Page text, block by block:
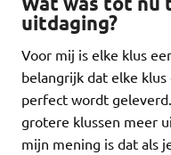
uitdaging?
Voor mij is elke klus
belangrijk dat elke
perfect wordt
grotere klussen meer
mijn mening is dat als